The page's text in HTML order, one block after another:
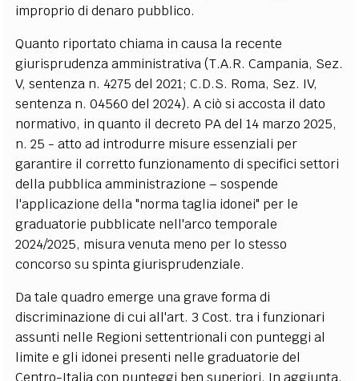
improprio di denaro pubblico.
Quanto riportato chiama in causa la recente
giurisprudenza amministrativa (T.A.R. Campania, Sez.
V, sentenza n. 4275 del 2021; C.D.S. Roma, Sez. IV,
sentenza n. 04560 del 2024). A ciò si accosta il dato
normativo, in quanto il decreto PA del 14 marzo 2025,
n. 25 - atto ad introdurre misure essenziali per
garantire il corretto funzionamento di specifici settori
della pubblica amministrazione – sospende
l'applicazione della "norma taglia idonei" per le
graduatorie pubblicate nell'arco temporale
2024/2025, misura venuta meno per lo stesso
concorso su spinta giurisprudenziale.
Da tale quadro emerge una grave forma di
discriminazione di cui all'art. 3 Cost. tra i funzionari
assunti nelle Regioni settentrionali con punteggi al
limite e gli idonei presenti nelle graduatorie del
Centro-Italia con punteggi ben superiori. In aggiunta,